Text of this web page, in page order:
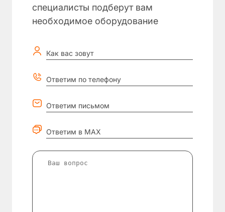
специалисты подберут вам
необходимое оборудование
Как вас зовут
Ответим по телефону
Ответим письмом
Ответим в MAX